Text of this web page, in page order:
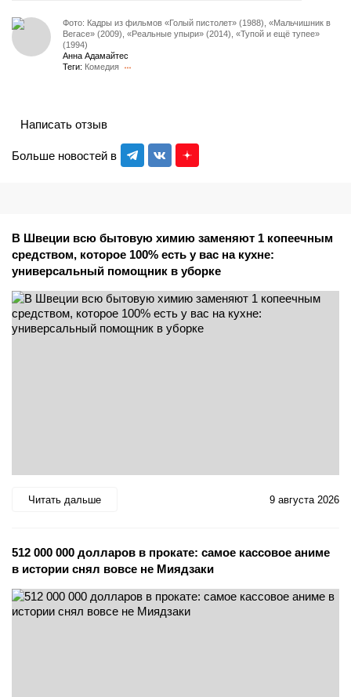
Фото: Кадры из фильмов «Голый пистолет» (1988), «Мальчишник в
Вегасе» (2009), «Реальные упыри» (2014), «Тупой и ещё тупее»
(1994)
Анна Адамайтес
Теги: Комедия
Больше новостей в
Написать отзыв
В Швеции всю бытовую химию заменяют 1 копеечным
средством, которое 100% есть у вас на кухне:
универсальный помощник в уборке
Читать дальше 9 августа 2026
512 000 000 долларов в прокате: самое кассовое аниме
в истории снял вовсе не Миядзаки